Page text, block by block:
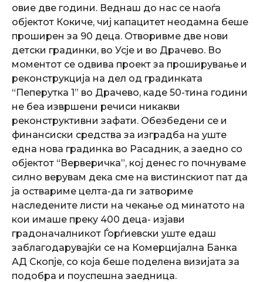
овие две години. Веднаш до нас се наоѓа
објектот Кокиче, чиј капацитет неодамна беше
проширен за 90 деца. Отворивме две нови
детски градинки, во Усје и во Драчево. Во
моментот се одвива проект за проширување и
реконструкција на дел од градинката
“Пеперутка 1” во Драчево, каде 50-тина години
не беа извршени речиси никакви
реконструктивни зафати. Обезбедени се и
финансиски средства за изградба на уште
една нова градинка во Расадник, а заедно со
објектот “Верверичка”, кој денес го почнуваме
силно верувам дека сме на вистинскиот пат да
ја оствариме целта-да ги затвориме
наследените листи на чекање од минатото на
кои имаше преку 400 деца- изјави
градоначалникот Ѓорѓиевски уште едаш
заблагодарувајќи се на Комерцијална Банка
АД Скопје, со која беше поделена визијата за
подобра и поуспешна заедница.